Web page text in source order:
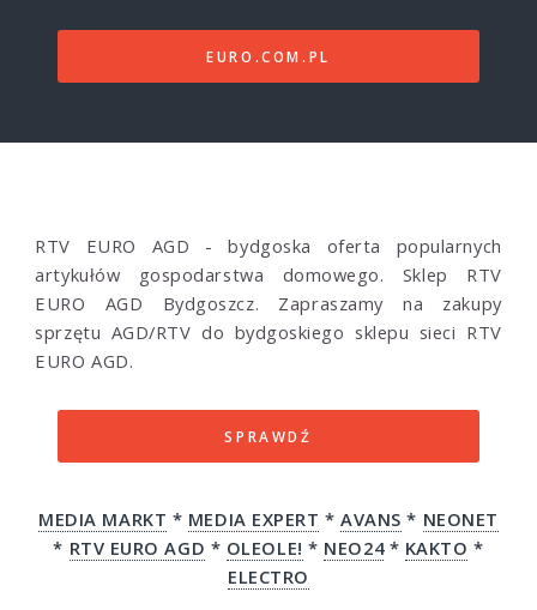
EURO.COM.PL
RTV EURO AGD - bydgoska oferta popularnych
artykułów gospodarstwa domowego. Sklep RTV
EURO AGD Bydgoszcz. Zapraszamy na zakupy
sprzętu AGD/RTV do bydgoskiego sklepu sieci RTV
EURO AGD.
SPRAWDŹ
MEDIA MARKT * MEDIA EXPERT *AVANS * NEONET
* RTV EURO AGD * OLEOLE! * NEO24* KAKTO *
ELECTRO